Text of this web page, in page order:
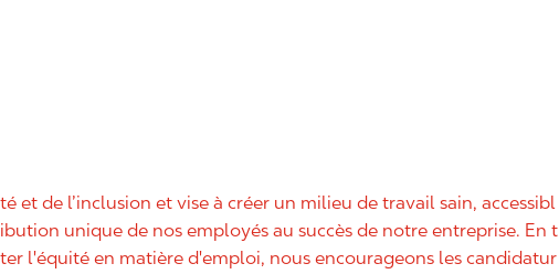
et de l’inclusion et vise à créer un milieu de travail sain, accessibl
unique de nos employés au succès de notre entreprise. En t
l'équité en matière d'emploi, nous encourageons les candidatur